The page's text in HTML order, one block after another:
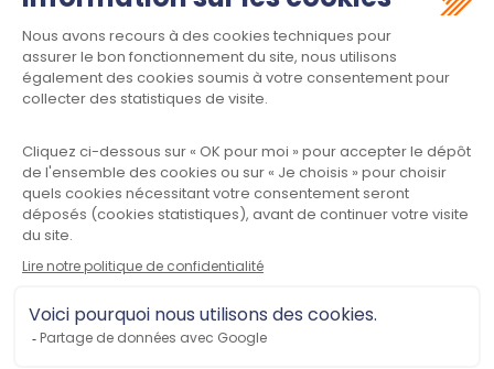
Suivez-nous :
Meet law - Siège social
34970 LATTES
Plan du site
Contactez-nous